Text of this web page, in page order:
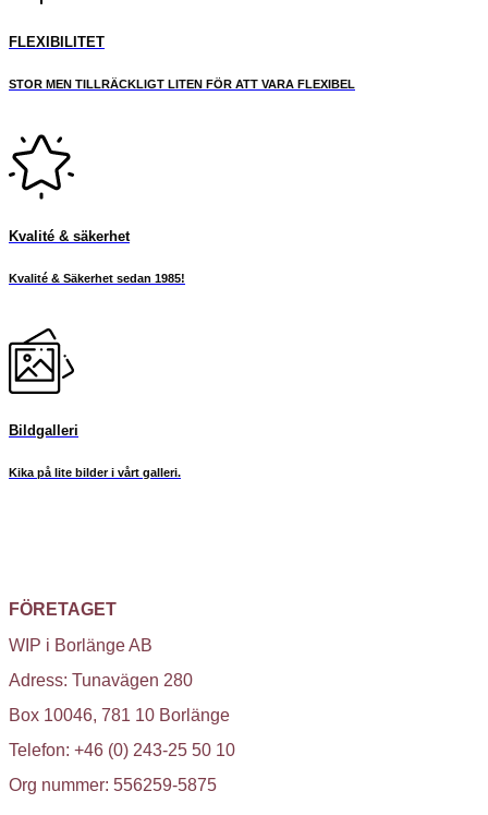
FLEXIBILITET
STOR MEN TILLRÄCKLIGT LITEN FÖR ATT VARA FLEXIBEL
Kvalité & säkerhet
Kvalité & Säkerhet sedan 1985!
Bildgalleri
Kika på lite bilder i vårt galleri.
FÖRETAGET
WIP i Borlänge AB
Adress: Tunavägen 280
Box 10046, 781 10 Borlänge
Telefon: +46 (0) 243-25 50 10
Org nummer: 556259-5875